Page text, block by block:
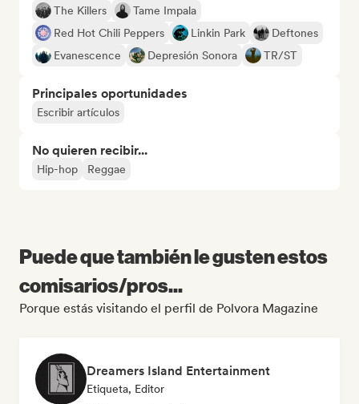
The Killers
Tame Impala
Red Hot Chili Peppers
Linkin Park
Deftones
Evanescence
Depresión Sonora TR/ST
Principales oportunidades
Escribir artículos
No quieren recibir...
Hip-hop Reggae
Puede que también le gusten estos
comisarios/pros...
Porque estás visitando el perfil de Polvora Magazine
Dreamers Island Entertainment
Etiqueta, Editor